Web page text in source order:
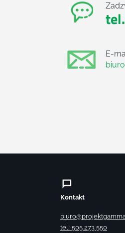
E-
Kontakt
tel.: 505 273 550